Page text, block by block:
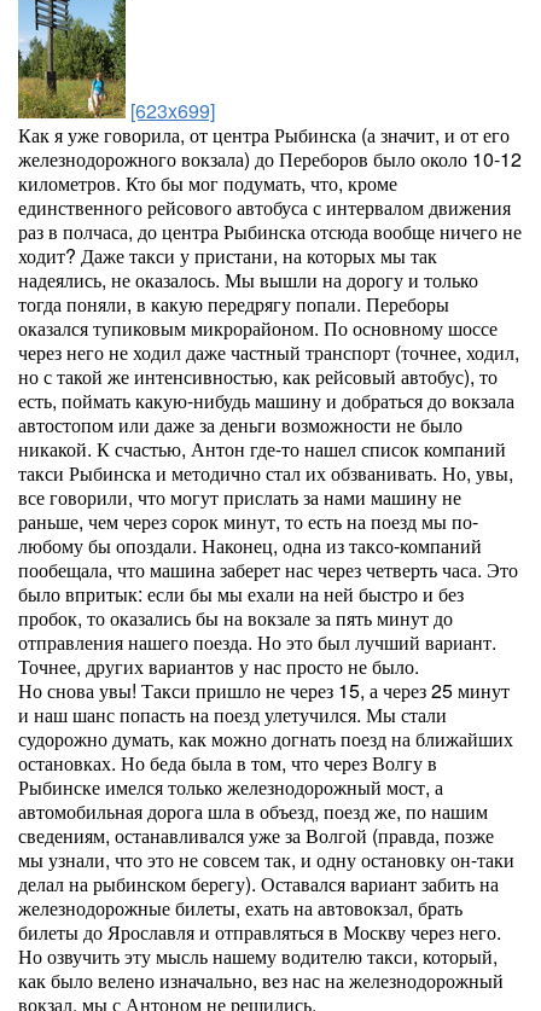
[623x699]
Как я уже говорила, от центра Рыбинска (а значит, и от его
железнодорожного вокзала) до Переборов было около 10-12
километров. Кто бы мог подумать, что, кроме
единственного рейсового автобуса с интервалом движения
раз в полчаса, до центра Рыбинска отсюда вообще ничего не
ходит? Даже такси у пристани, на которых мы так
надеялись, не оказалось. Мы вышли на дорогу и только
тогда поняли, в какую передрягу попали. Переборы
оказался тупиковым микрорайоном. По основному шоссе
через него не ходил даже частный транспорт (точнее, ходил,
но с такой же интенсивностью, как рейсовый автобус), то
есть, поймать какую-нибудь машину и добраться до вокзала
автостопом или даже за деньги возможности не было
никакой. К счастью, Антон где-то нашел список компаний
такси Рыбинска и методично стал их обзванивать. Но, увы,
все говорили, что могут прислать за нами машину не
раньше, чем через сорок минут, то есть на поезд мы по-
любому бы опоздали. Наконец, одна из таксо-компаний
пообещала, что машина заберет нас через четверть часа. Это
было впритык: если бы мы ехали на ней быстро и без
пробок, то оказались бы на вокзале за пять минут до
отправления нашего поезда. Но это был лучший вариант.
Точнее, других вариантов у нас просто не было.
Но снова увы! Такси пришло не через 15, а через 25 минут
и наш шанс попасть на поезд улетучился. Мы стали
судорожно думать, как можно догнать поезд на ближайших
остановках. Но беда была в том, что через Волгу в
Рыбинске имелся только железнодорожный мост, а
автомобильная дорога шла в объезд, поезд же, по нашим
сведениям, останавливался уже за Волгой (правда, позже
мы узнали, что это не совсем так, и одну остановку он-таки
делал на рыбинском берегу). Оставался вариант забить на
железнодорожные билеты, ехать на автовокзал, брать
билеты до Ярославля и отправляться в Москву через него.
Но озвучить эту мысль нашему водителю такси, который,
как было велено изначально, вез нас на железнодорожный
вокзал, мы с Антоном не решились.